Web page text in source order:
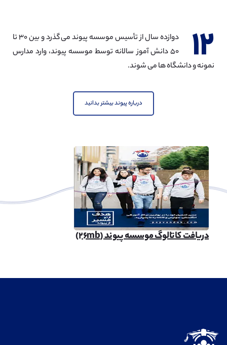
۱۲
دوازده سال از تأسیس موسسه پیوند می گذرد و بین ۳۰ تا
۵۰ دانش آموز سالانه توسط موسسه پیوند، وارد مدارس
نمونه و دانشگاه ها می شوند.
درباره پیوند بیشتر بدانید
دریافت کاتالوگ موسسه پیوند (۲۶mb)